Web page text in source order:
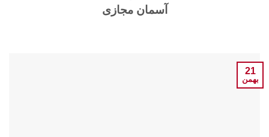
آسمان مجازی
21
بهمن